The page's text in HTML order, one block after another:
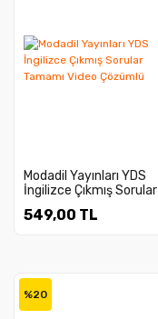
Modadil Yayınları YDS
İngilizce Çıkmış Sorular
549,00 TL
%20